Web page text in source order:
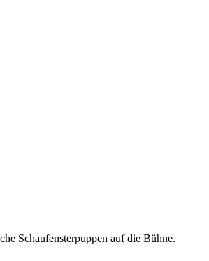
Schaufensterpuppen auf die Bühne.